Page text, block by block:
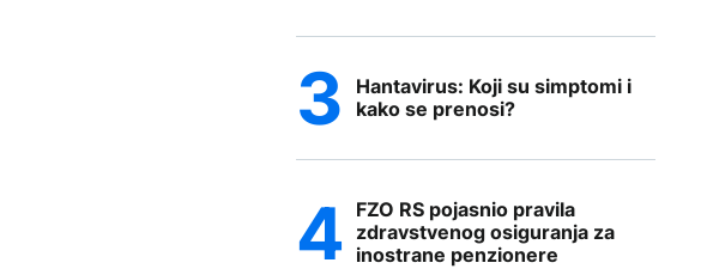
Hantavirus: Koji su simptomi i
kako se prenosi?
FZO RS pojasnio pravila
zdravstvenog osiguranja za
inostrane penzionere